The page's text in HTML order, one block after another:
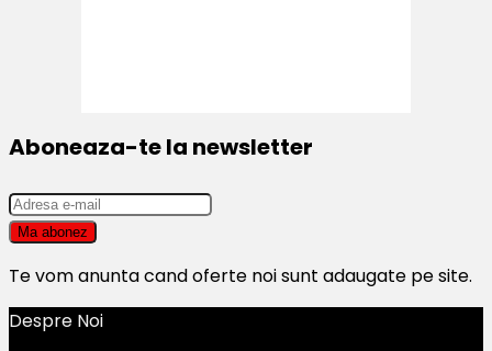
Aboneaza-te la newsletter
Te vom anunta cand oferte noi sunt adaugate pe site.
Despre Noi